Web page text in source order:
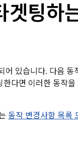
겟팅하
어 있습니다. 다음 동
다면 이러한 동작을
동작 변경사항 목록